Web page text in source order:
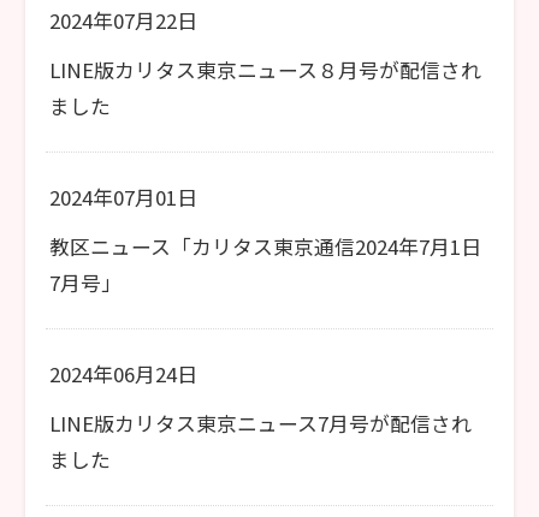
2024年07月22日
LINE版カリタス東京ニュース８月号が配信され
ました
2024年07月01日
教区ニュース「カリタス東京通信2024年7月1日
7月号」
2024年06月24日
LINE版カリタス東京ニュース7月号が配信され
ました